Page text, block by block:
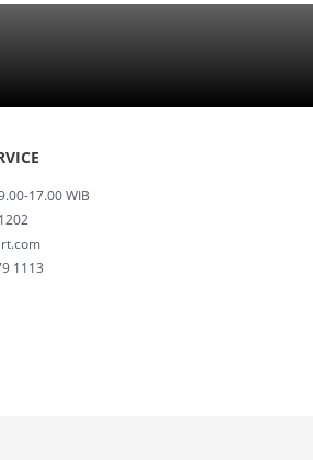
17.00 WIB
1113